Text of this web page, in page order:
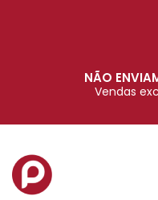
NÃO
Vendas